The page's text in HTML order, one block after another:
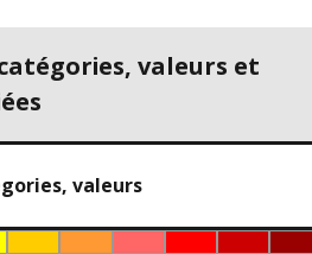
valeurs et
valeurs